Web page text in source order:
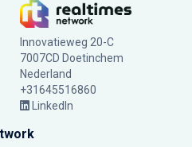
Innovatieweg 20-C
7007CD Doetinchem
Nederland
+31645516860
LinkedIn